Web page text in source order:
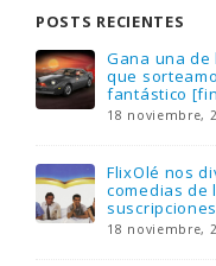
POSTS RECIENTES
Gana una de
que
fantástico
18 noviembre,
FlixOlé nos
comedias de
18 noviembre,